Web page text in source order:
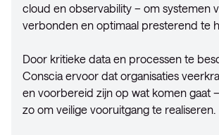
cloud en observability – om systemen
verbonden en optimaal presterend te
Door kritieke data en processen te
Conscia ervoor dat organisaties
en voorbereid zijn op wat komen gaat
zo om veilige vooruitgang te realiseren.